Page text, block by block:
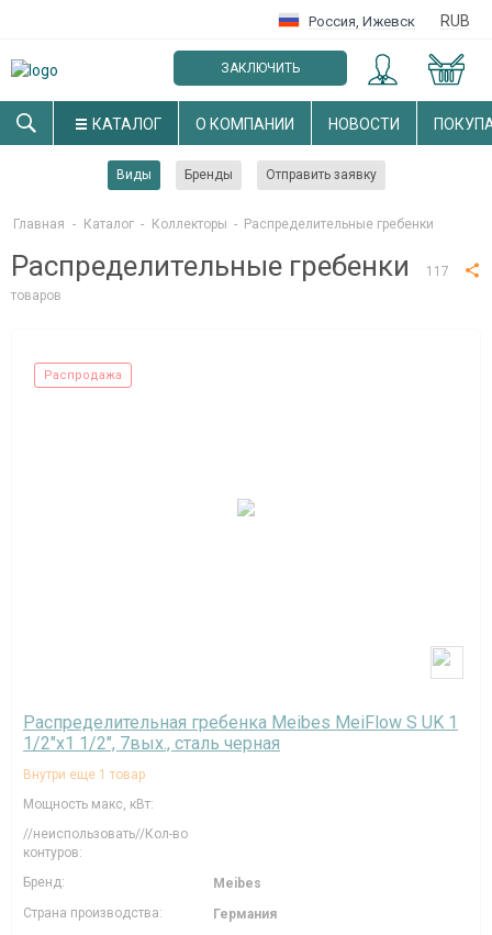
Россия, Ижевск RUB
ЗАКЛЮЧИТЬ
ОПТОВЫЙ ДОГОВОР
КАТАЛОГ О КОМПАНИИ НОВОСТИ
Виды Бренды Отправить заявку
Главная - Каталог - Коллекторы - Распределительные гребенки
Распределительные гребенки
117
товаров
Распродажа
Распределительная гребенка Meibes MeiFlow S UK 1
1/2"х1 1/2", 7вых., сталь черная
Внутри еще 1 товар
Мощность макс, кВт:
//неиспользовать//Кол-во
контуров:
Бренд:
Meibes
Страна производства:
Германия